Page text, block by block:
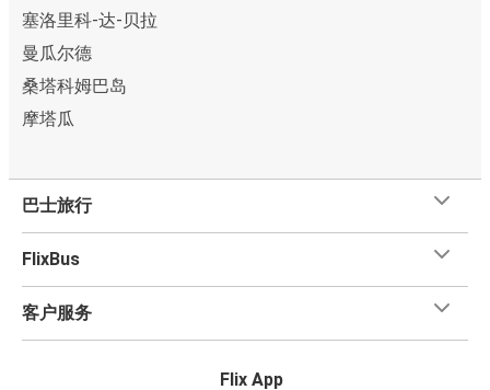
塞洛里科-达-贝拉
曼瓜尔德
桑塔科姆巴岛
摩塔瓜
巴士旅行
FlixBus
客户服务
Flix App